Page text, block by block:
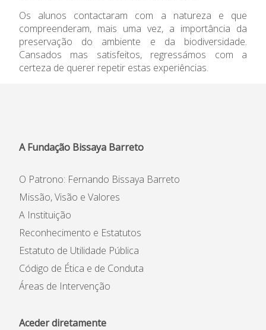
Os alunos contactaram com a natureza e que
compreenderam, mais uma vez, a importância da
preservação do ambiente e da biodiversidade.
Cansados mas satisfeitos, regressámos com a
certeza de querer repetir estas experiências.
A Fundação Bissaya Barreto
O Patrono: Fernando Bissaya Barreto
Missão, Visão e Valores
A Instituição
Reconhecimento e Estatutos
Estatuto de Utilidade Pública
Código de Ética e de Conduta
Áreas de Intervenção
Aceder diretamente